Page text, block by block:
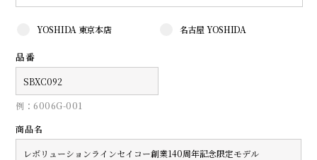
YOSHIDA 東京本店 名古屋 YOSHIDA
品番
例：6006G-001
商品名